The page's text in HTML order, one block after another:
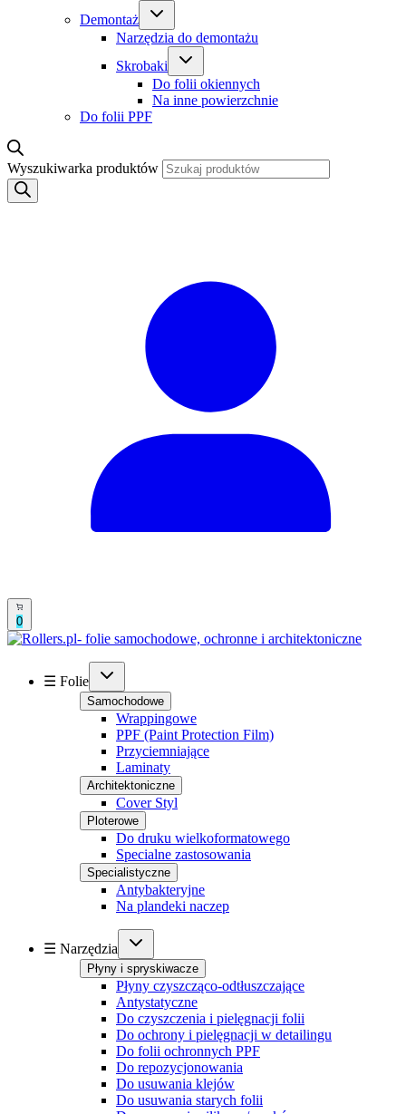
Demontaż
Narzędzia do demontażu
Skrobaki
Do folii okiennych
Na inne powierzchnie
Do folii PPF
Wyszukiwarka produktów
0
☰ Folie
Samochodowe
Wrappingowe
PPF (Paint Protection Film)
Przyciemniające
Laminaty
Architektoniczne
Cover Styl
Ploterowe
Do druku wielkoformatowego
Specialne zastosowania
Specialistyczne
Antybakteryjne
Na plandeki naczep
☰ Narzędzia
Płyny i spryskiwacze
Płyny czyszcząco-odtłuszczające
Antystatyczne
Do czyszczenia i pielęgnacji folii
Do ochrony i pielęgnacji w detailingu
Do folii ochronnych PPF
Do repozycjonowania
Do usuwania klejów
Do usuwania starych folii